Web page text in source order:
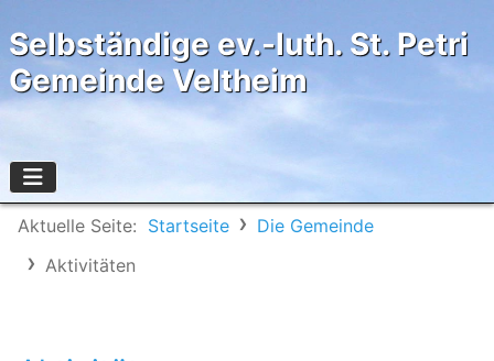
Selbständige ev.-luth. St. Petri
Gemeinde Veltheim
Aktuelle Seite: Startseite
Die Gemeinde
Aktivitäten